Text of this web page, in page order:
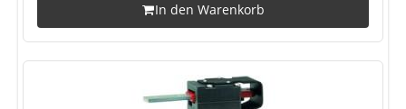
In den Warenkorb